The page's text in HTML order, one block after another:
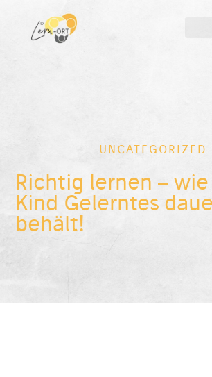
UNCATEGORIZED
Richtig lernen –
Kind Gelerntes
behält!